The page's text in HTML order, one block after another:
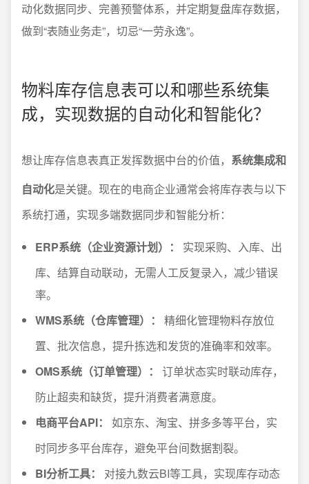
动化数据同步、完善预警体系，并定期复盘库存数据，
做到“表随业务走”，切忌“一劳永逸”。
物料库存信息表可以和哪些系统集
成，实现数据的自动化和智能化？
想让库存信息表真正发挥数据中台的价值， 系统集成和
自动化是关键。现在的电商企业通常会将库存表与以下
系统打通，实现多端数据同步和智能分析：
ERP系统（企业资源计划）：
实现采购、入库、出
库、结算自动联动，无需人工反复录入，减少错误
率。
WMS系统（仓库管理）：
精细化管理物料存放位
置、批次信息，提升拣选和发货的准确率和效率。
OMS系统（订单管理）：
订单状态实时联动库存，
防止超卖和缺货，提升消费者满意度。
电商平台API：
如京东、淘宝、拼多多等平台，实
时同步多平台库存，避免平台间数据割裂。
BI分析工具：
对接九数云BI等工具，实现库存动态